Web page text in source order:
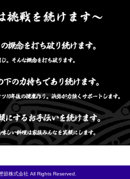
節株式会社 All Rights Reserved.